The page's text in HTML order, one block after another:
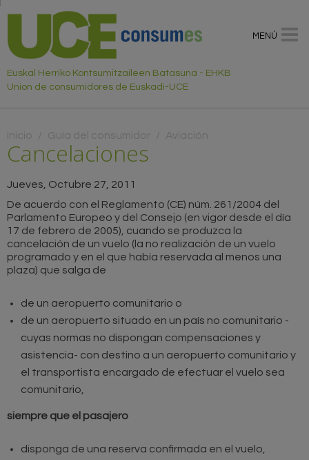
Euskal Herriko Kontsumitzaileen Batasuna - EHKB
Union de consumidores de Euskadi-UCE
Usted está aquí
Inicio Guía del consumidor Aviación
Cancelaciones
Jueves, Octubre 27, 2011
De acuerdo con el Reglamento (CE) núm. 261/2004 del
Parlamento Europeo y del Consejo (en vigor desde el día
17 de febrero de 2005), cuando se produzca la
cancelación de un vuelo (la no realización de un vuelo
programado y en el que había reservada al menos una
plaza) que salga de
de un aeropuerto comunitario o
de un aeropuerto situado en un país no comunitario -
cuyas normas no dispongan compensaciones y
asistencia- con destino a un aeropuerto comunitario y
el transportista encargado de efectuar el vuelo sea
comunitario,
siempre que el pasajero
disponga de una reserva confirmada en el vuelo,
MENÚ